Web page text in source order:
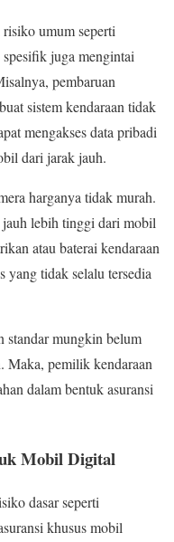
umum seperti
juga mengintai
pembaruan
sistem kendaraan tidak
mengakses data pribadi
dari jarak jauh.
harganya tidak murah.
lebih tinggi dari mobil
atau baterai kendaraan
yang tidak selalu tersedia
standar mungkin belum
Maka, pemilik kendaraan
dalam bentuk asuransi
Mobil Digital
dasar seperti
khusus mobil